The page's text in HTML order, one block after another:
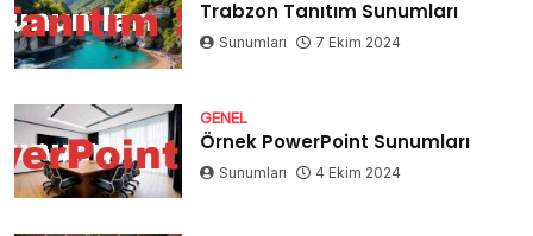
Trabzon Tanıtım Sunumları
Sunumları 7 Ekim 2024
GENEL
Örnek PowerPoint Sunumları
Sunumları 4 Ekim 2024